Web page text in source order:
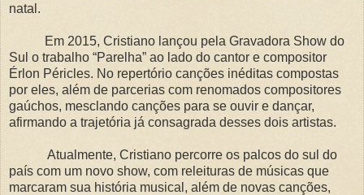
natal.
Em 2015, Cristiano lançou pela Gravadora Show do
Sul o trabalho “Parelha” ao lado do cantor e compositor
Érlon Péricles. No repertório canções inéditas compostas
por eles, além de parcerias com renomados compositores
gaúchos, mesclando canções para se ouvir e dançar,
afirmando a trajetória já consagrada desses dois artistas.
Atualmente, Cristiano percorre os palcos do sul do
país com um novo show, com releituras de músicas que
marcaram sua história musical, além de novas canções,